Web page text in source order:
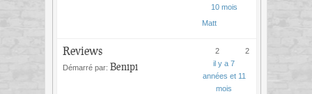
10 mois
Matt
Reviews
Démarré par: Benipi
2
2
il y a 7
années et 11
mois